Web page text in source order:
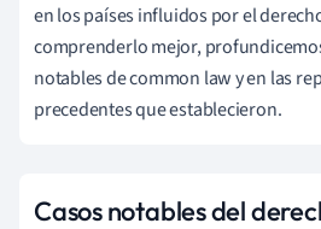
en los países influidos por el
comprenderlo mejor,
notables de common law y en las
precedentes que establecieron.
Casos notables del